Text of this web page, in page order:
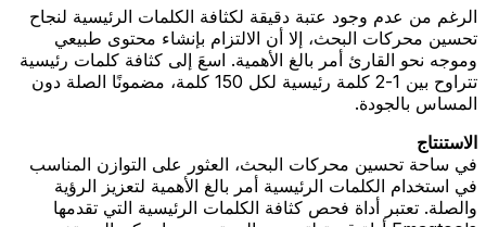
الرغم من عدم وجود عتبة دقيقة لكثافة الكلمات الرئيسية لنجاح
تحسين محركات البحث، إلا أن الالتزام بإنشاء محتوى طبيعي
وموجه نحو القارئ أمر بالغ الأهمية. اسعَ إلى كثافة كلمات رئيسية
تتراوح بين 1-2 كلمة رئيسية لكل 150 كلمة، مضمونًا الصلة دون
المساس بالجودة.
الاستنتاج
في ساحة تحسين محركات البحث، العثور على التوازن المناسب
في استخدام الكلمات الرئيسية أمر بالغ الأهمية لتعزيز الرؤية
والصلة. تعتبر أداة فحص كثافة الكلمات الرئيسية التي تقدمها